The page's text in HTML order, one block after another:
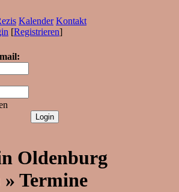
Kalender Kontakt
[Registrieren]
Oldenburg
Termine